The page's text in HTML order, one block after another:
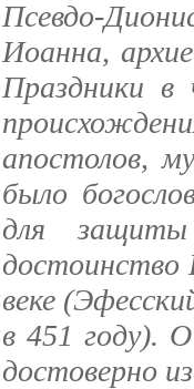
Псевдо-
Иоанна,
Праздники
апостолов,
было
для
достоинство
веке
в 451 году).
достоверно